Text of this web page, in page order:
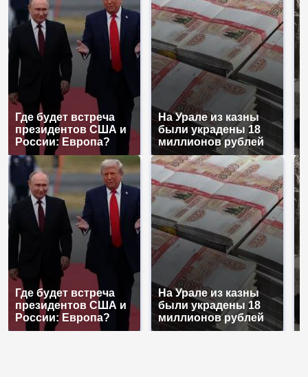
Где будет встреча
президентов США и
России: Европа?
На Урале из казны
были украдены 18
миллионов рублей
Где будет встреча
президентов США и
России: Европа?
На Урале из казны
были украдены 18
миллионов рублей